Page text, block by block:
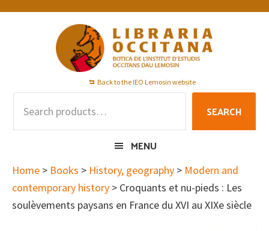
Skip
Skip
Skip
Back to the IEO Lemosin website
SEARCH
MENU
Home > Books > History, geography > Modern and
contemporary history > Croquants et nu-pieds : Les
soulèvements paysans en France du XVI au XIXe siècle